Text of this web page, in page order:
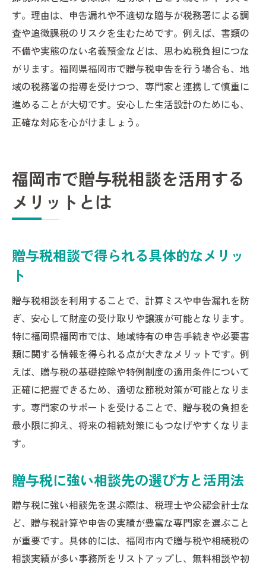
す。理由は、申告漏れや不適切な贈与が税務署による調
査や追徴課税のリスクを生むためです。例えば、書類の
不備や実態のない名義預金などは、思わぬ税負担につな
がります。福岡県福岡市で贈与税申告を行う場合も、地
域の税務署の指導を受けつつ、専門家と連携して慎重に
進めることが大切です。安心した生活設計のためにも、
正確な対応を心がけましょう。
福岡市で贈与税相談を活用する
メリットとは
贈与税相談で得られる具体的なメリッ
ト
贈与税相談を利用することで、計算ミスや申告漏れを防
ぎ、安心して財産の受け取りや譲渡が可能となります。
特に福岡県福岡市では、地域特有の申告手続きや必要書
類に関する情報を得られる点が大きなメリットです。例
えば、贈与税の基礎控除や特例制度の適用条件について
正確に把握できるため、適切な節税対策が可能となりま
す。専門家のサポートを受けることで、贈与税の負担を
最小限に抑え、将来の相続対策にもつなげやすくなりま
す。
贈与税に強い相談先の選び方と活用法
贈与税に強い相談先を選ぶ際は、税理士や公認会計士な
ど、贈与税計算や申告の実績が豊富な専門家を選ぶこと
が重要です。具体的には、福岡市内で贈与税や相続税の
相談実績が多い事務所をリストアップし、無料相談や初